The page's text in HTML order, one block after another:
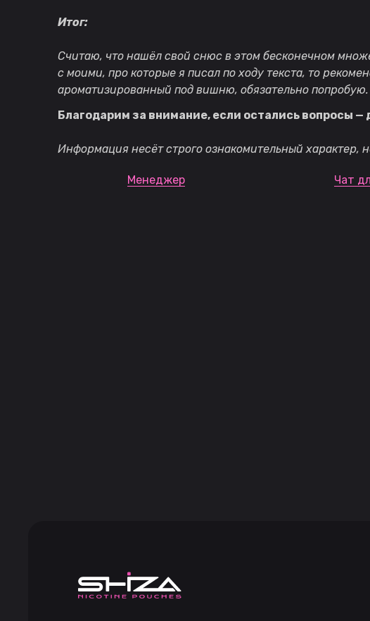
Итог:
Считаю, что нашёл свой снюс в этом бесконечном
с моими, про которые я писал по ходу текста, то
ароматизированный под вишню, обязательно
Благодарим за внимание, если остались вопросы —
Информация несёт строго ознакомительный характер,
Менеджер Чат